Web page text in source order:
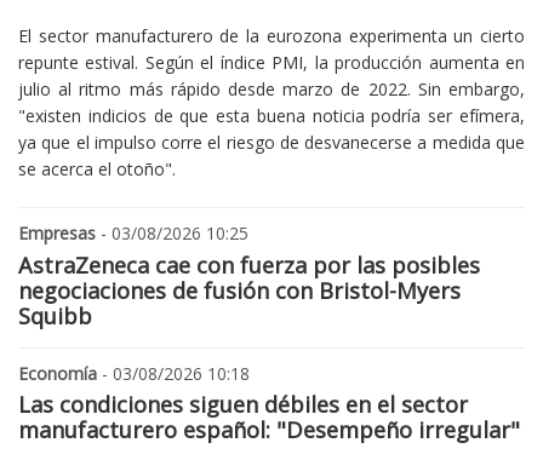
El sector manufacturero de la eurozona experimenta un cierto
repunte estival. Según el índice PMI, la producción aumenta en
julio al ritmo más rápido desde marzo de 2022. Sin embargo,
"existen indicios de que esta buena noticia podría ser efímera,
ya que el impulso corre el riesgo de desvanecerse a medida que
se acerca el otoño".
Empresas - 03/08/2026 10:25
AstraZeneca cae con fuerza por las posibles
negociaciones de fusión con Bristol-Myers
Squibb
Economía - 03/08/2026 10:18
Las condiciones siguen débiles en el sector
manufacturero español: "Desempeño irregular"